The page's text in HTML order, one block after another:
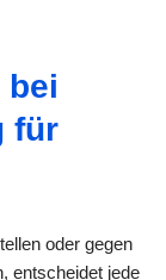
für
oder gegen
entscheidet jede